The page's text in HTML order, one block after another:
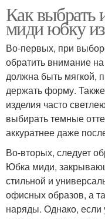
Как
миди юбку
Во-первых, при
обратить внимание
должна быть мягкой,
держать форму.
изделия часто
выбирать темные
аккуратнее даже
Во-вторых, следует
Юбка миди,
стильной и
офисных образов, а
наряды. Однако,